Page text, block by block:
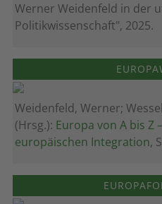
Werner Weidenfeld in der
Politikwissenschaft", 2025.
Weidenfeld, Werner;
(Hrsg.): Europa von A bis Z
europäischen Integration,